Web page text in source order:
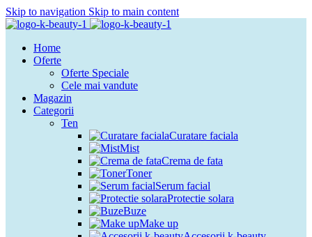
Skip to navigation Skip to main content
Home
Oferte
Oferte Speciale
Cele mai vandute
Magazin
Categorii
Ten
Curatare faciala
Mist
Crema de fata
Toner
Serum facial
Protectie solara
Buze
Make up